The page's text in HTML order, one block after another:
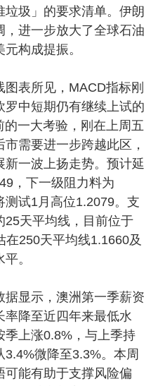
圾」的要求清单。伊朗
，进一步放大了全球石油
构成提振。
表所见，MACD指标刚
中短期仍有继续上试的
一大考验，刚在上周五
需要进一步跨越此区，
一波上扬走势。预计延
，下一级阻力料为
测试1月高位1.2079。支
25天平均线，目前位于
在250天平均线1.1660及
。
显示，澳洲第一季薪资
降至近四年来最低水
季上涨0.8%，与上季持
微降至3.3%。本周
能有助于支撑风险偏